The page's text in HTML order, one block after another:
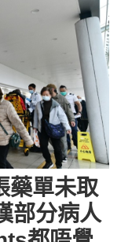
藥單未取
部分病人